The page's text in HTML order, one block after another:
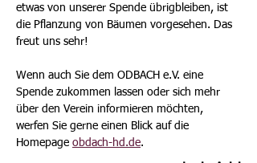
etwas von unserer Spende übrigbleiben, ist
die Pflanzung von Bäumen vorgesehen. Das
freut uns sehr!
Wenn auch Sie dem ODBACH e.V. eine
Spende zukommen lassen oder sich mehr
über den Verein informieren möchten,
werfen Sie gerne einen Blick auf die
Homepage obdach-hd.de.